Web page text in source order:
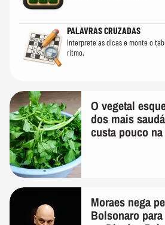
PALAVRAS CRUZADAS
Interprete as dicas e monte o
ritmo.
O vegetal
dos mais
custa pouco
Moraes nega
Bolsonaro